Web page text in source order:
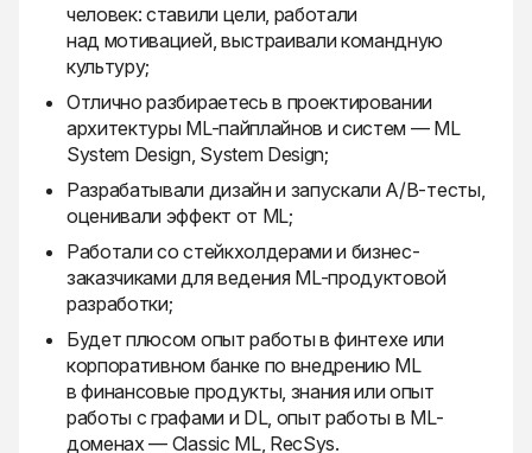
человек: ставили цели, работали
над мотивацией, выстраивали командную
культуру;
Отлично разбираетесь в проектировании
архитектуры ML-пайплайнов и систем — ML
System Design, System Design;
Разрабатывали дизайн и запускали A/B-тесты,
оценивали эффект от ML;
Работали со стейкхолдерами и бизнес-
заказчиками для ведения ML-продуктовой
разработки;
Будет плюсом опыт работы в финтехе или
корпоративном банке по внедрению ML
в финансовые продукты, знания или опыт
работы с графами и DL, опыт работы в ML-
доменах — Classic ML, RecSys.